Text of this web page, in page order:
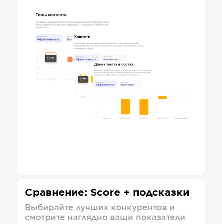
Сравнение: Score + подсказки
Выбирайте лучших конкурентов и
смотрите наглядно ваши показатели